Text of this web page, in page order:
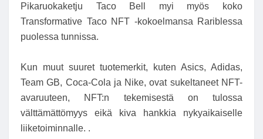
Pikaruokaketju Taco Bell myi myös koko
Transformative Taco NFT -kokoelmansa Rariblessa
puolessa tunnissa.
Kun muut suuret tuotemerkit, kuten Asics, Adidas,
Team GB, Coca-Cola ja Nike, ovat sukeltaneet NFT-
avaruuteen, NFT:n tekemisestä on tulossa
välttämättömyys eikä kiva hankkia nykyaikaiselle
liiketoiminnalle. .